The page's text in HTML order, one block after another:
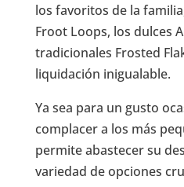
los favoritos de la
Froot Loops, los dulces
tradicionales Frosted
liquidación inigualable.
Ya sea para un gusto
complacer a los más
permite abastecer su
variedad de opciones